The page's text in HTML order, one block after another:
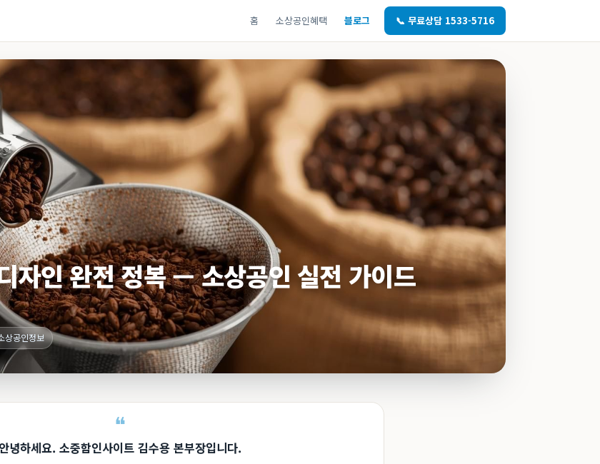
홈 소상공인혜택 블로그 📞 무료상담 1533-5716
자인 완전 정복 — 소상공인 실전 가이드
상공인정보
안녕하세요. 소중함인사이트 김수용 본부장입니다.